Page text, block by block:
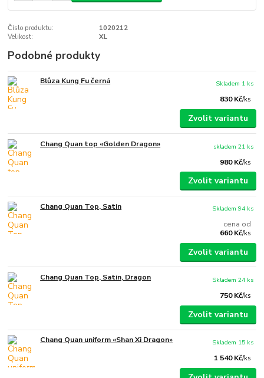
Číslo produktu:
1020212
Velikost:
XL
Podobné produkty
Blůza Kung Fu černá
830 Kč/ks
Skladem 1 ks
Zvolit variantu
Chang Quan top «Golden Dragon»
980 Kč/ks
skladem 21 ks
Zvolit variantu
Chang Quan Top, Satin
cena od
660 Kč/ks
Skladem 94 ks
Zvolit variantu
Chang Quan Top, Satin, Dragon
750 Kč/ks
Skladem 24 ks
Zvolit variantu
Chang Quan uniform «Shan Xi Dragon»
1 540 Kč/ks
Skladem 15 ks